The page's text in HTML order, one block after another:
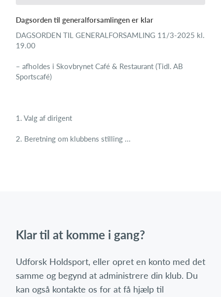
Dagsorden til generalforsamlingen er klar
DAGSORDEN TIL GENERALFORSAMLING 11/3-2025 kl.
19.00
– afholdes i Skovbrynet Café & Restaurant (Tidl. AB
Sportscafé)
1. Valg af dirigent
2. Beretning om klubbens stilling ...
Klar til at komme i gang?
Udforsk Holdsport, eller opret en konto med det
samme og begynd at administrere din klub. Du
kan også kontakte os for at få hjælp til